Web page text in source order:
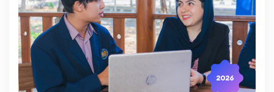
2026